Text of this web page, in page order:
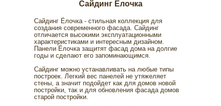
Сайдинг Ёлочка
Сайдинг Ёлочка - стильная коллекция для
создания современного фасада. Сайдинг
отличается высокими эксплуатационными
характеристиками и интересным дизайном.
Панели Ёлочка защитят фасад дома на долгие
годы и сделают его запоминающимся.
Сайдинг можно устанавливать на любые типы
построек. Легкий вес панелей не утяжеляет
стены, а значит подойдет как для домов новой
постройки, так и для обновления фасада домов
старой постройки.
© 2007-2026 Фасад Маркет
Все права защищены.
конфиденциальности
Информация для покупателей